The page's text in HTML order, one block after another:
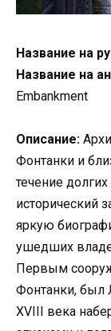
Название на
Название на
Embankment
Описание:
Фонтанки и
течение
исторический
яркую
ушедших
Первым
Фонтанки, был
XVIII века